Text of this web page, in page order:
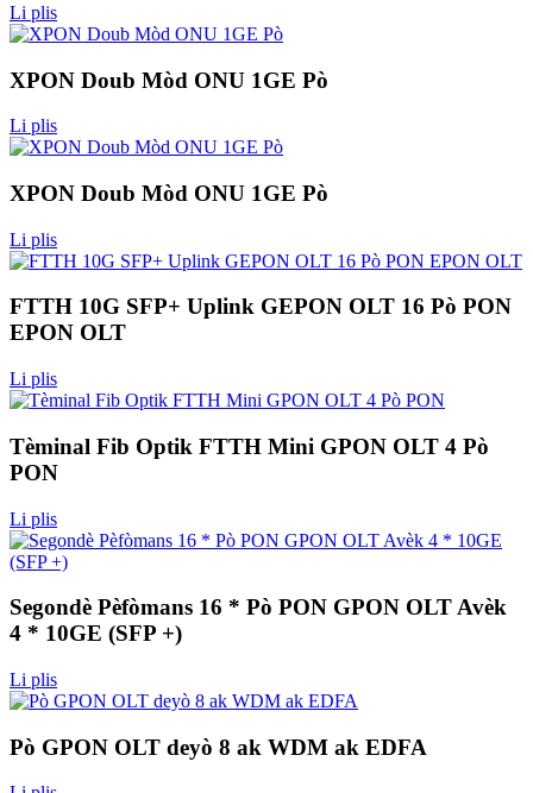
Li plis
XPON Doub Mòd ONU 1GE Pò
Li plis
XPON Doub Mòd ONU 1GE Pò
Li plis
FTTH 10G SFP+ Uplink GEPON OLT 16 Pò PON
EPON OLT
Li plis
Tèminal Fib Optik FTTH Mini GPON OLT 4 Pò
PON
Li plis
Segondè Pèfòmans 16 * Pò PON GPON OLT Avèk
4 * 10GE (SFP +)
Li plis
Pò GPON OLT deyò 8 ak WDM ak EDFA